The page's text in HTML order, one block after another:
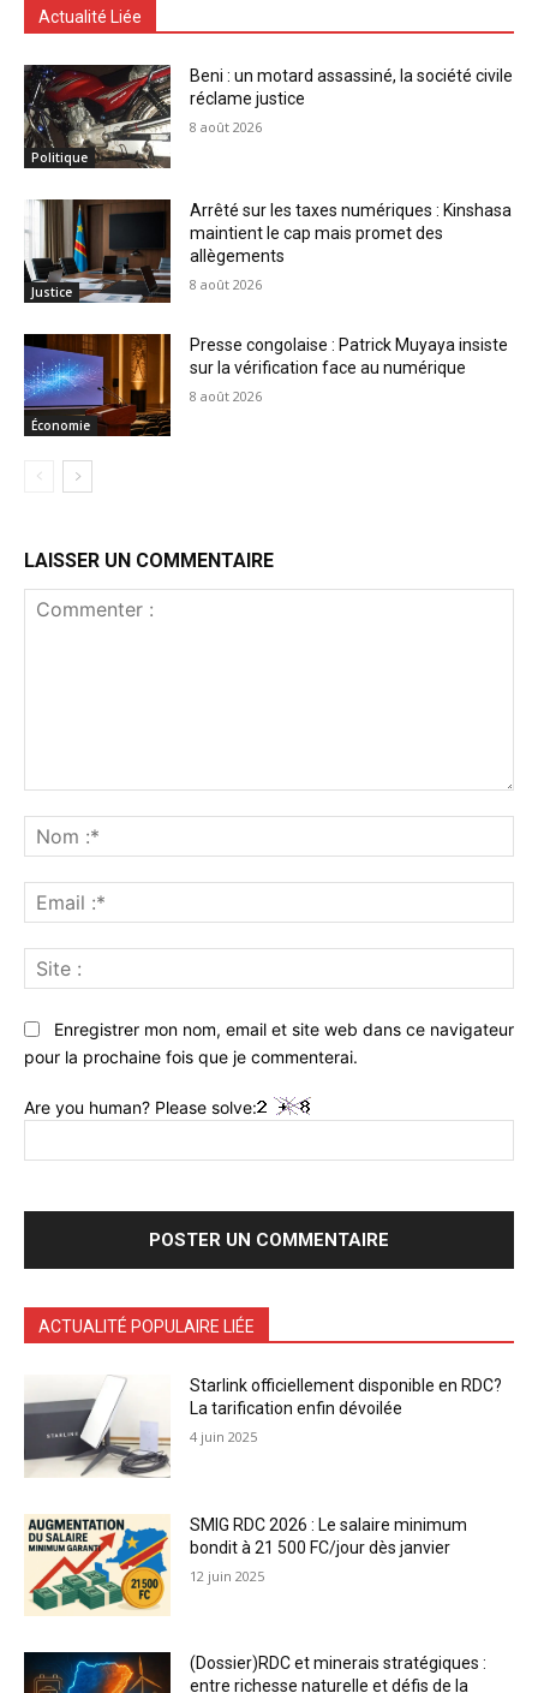
Actualité Liée
Politique
Beni : un motard assassiné, la société civile
réclame justice
8 août 2026
Justice
Arrêté sur les taxes numériques : Kinshasa
maintient le cap mais promet des
allègements
8 août 2026
Économie
Presse congolaise : Patrick Muyaya insiste
sur la vérification face au numérique
8 août 2026
LAISSER UN COMMENTAIRE
:*
:*
:
Enregistrer mon nom, email et site web dans ce navigateur
pour la prochaine fois que je commenterai.
Are you human? Please solve:
ACTUALITÉ POPULAIRE LIÉE
Starlink officiellement disponible en RDC?
La tarification enfin dévoilée
4 juin 2025
SMIG RDC 2026 : Le salaire minimum
bondit à 21 500 FC/jour dès janvier
12 juin 2025
(Dossier)RDC et minerais stratégiques :
entre richesse naturelle et défis de la